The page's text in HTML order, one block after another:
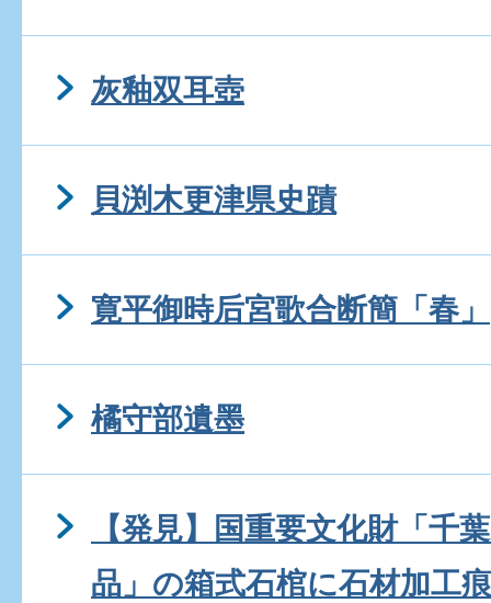
灰釉双耳壺
貝渕木更津県史蹟
寛平御時后宮歌合断簡「春」
橘守部遺墨
【発見】国重要文化財「千
品」の箱式石棺に石材加工